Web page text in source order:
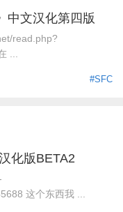
中文汉化第四版
read.php?
...
#SFC
化版BETA2
这个东西我 ...